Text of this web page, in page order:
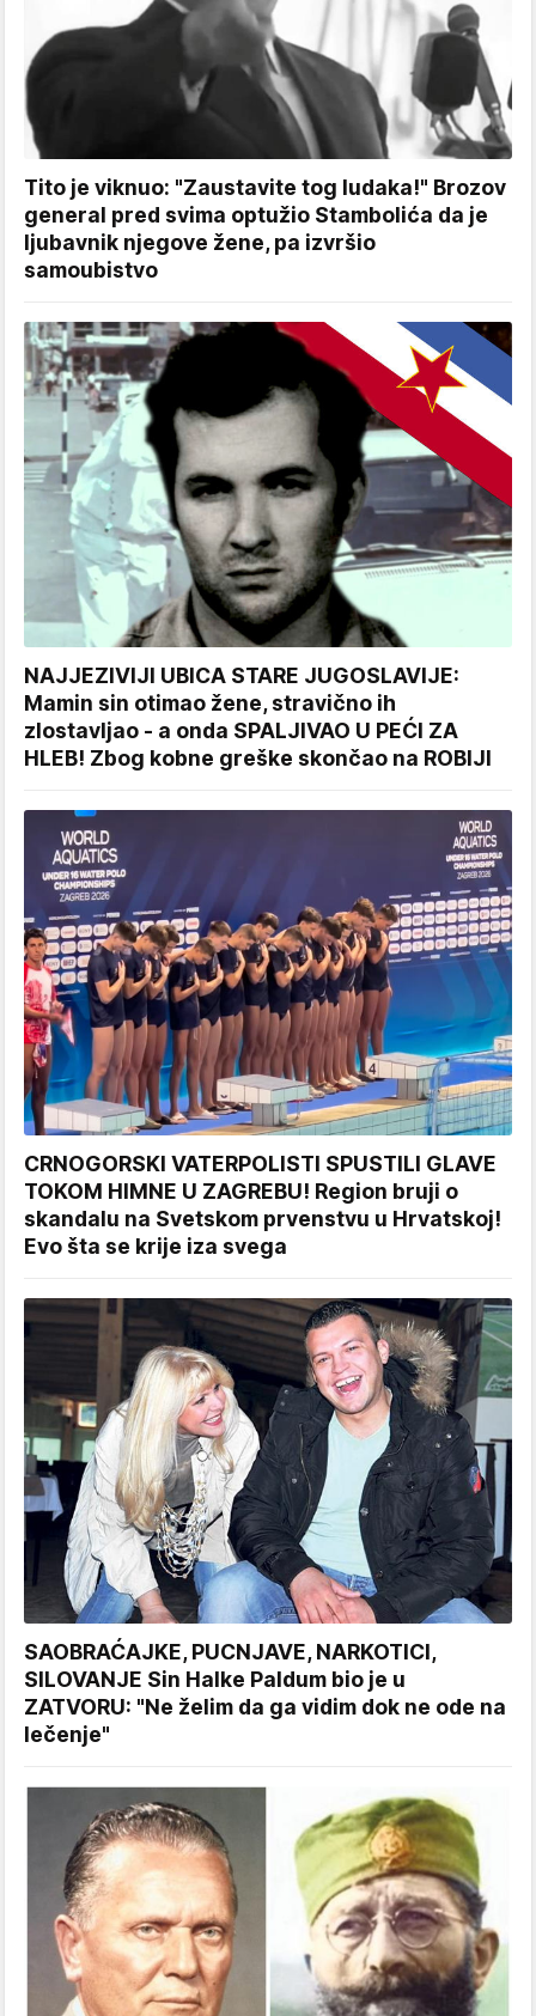
Tito je viknuo: "Zaustavite tog ludaka!" Brozov
general pred svima optužio Stambolića da je
ljubavnik njegove žene, pa izvršio
samoubistvo
NAJJEZIVIJI UBICA STARE JUGOSLAVIJE:
Mamin sin otimao žene, stravično ih
zlostavljao - a onda SPALJIVAO U PEĆI ZA
HLEB! Zbog kobne greške skončao na ROBIJI
CRNOGORSKI VATERPOLISTI SPUSTILI GLAVE
TOKOM HIMNE U ZAGREBU! Region bruji o
skandalu na Svetskom prvenstvu u Hrvatskoj!
Evo šta se krije iza svega
SAOBRAĆAJKE, PUCNJAVE, NARKOTICI,
SILOVANJE Sin Halke Paldum bio je u
ZATVORU: "Ne želim da ga vidim dok ne ode na
lečenje"